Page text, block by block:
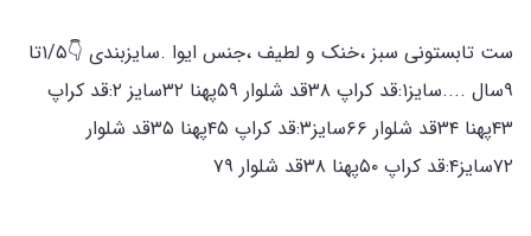
ست تابستونی سبز ،خنک و لطیف ،جنس ایوا .سایزبندی 👇۱/۵تا
۹سال ....سایز۱:قد کراپ ۳۸قد شلوار ۵۹پهنا ۳۲سایز ۲:قد کراپ
۴۳پهنا ۳۴قد شلوار ۶۶سایز۳:قد کراپ ۴۵پهنا ۳۵قد شلوار
۷۲سایز۴:قد کراپ ۵۰پهنا ۳۸قد شلوار ۷۹